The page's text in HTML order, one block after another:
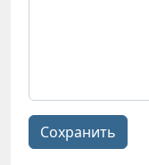
Сохранить